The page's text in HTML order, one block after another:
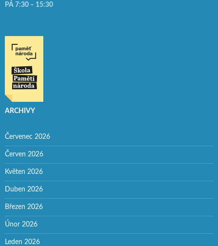
PÁ 7:30 – 15:30
ARCHIVY
Červenec 2026
Červen 2026
Květen 2026
Duben 2026
Březen 2026
Únor 2026
Leden 2026